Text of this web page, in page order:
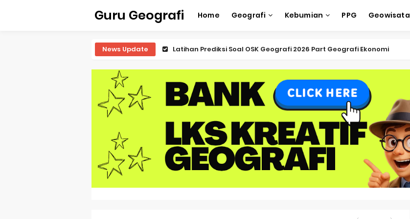
Guru Geografi Home Geografi Kebumian PPG Geowisata
News Update Latihan Prediksi Soal OSK Geografi 2026 Part Geografi Ekonomi
Latihan Prediksi Soal OSK Geografi 2026 Part Geografi Pertanian
Latihan Prediksi Soal OSK Geografi 2026 Part Geografi Budaya
Latihan Prediksi Soal OSK Geografi 2026 Part Dinamika Kota
Pembahasan Soal OSN-K Geografi 2025 No 51-55
Pembahasan Soal OSN-K Geografi 2025 No 46-50
Pembahasan Soal OSN-K Geografi 2025 No 41-45